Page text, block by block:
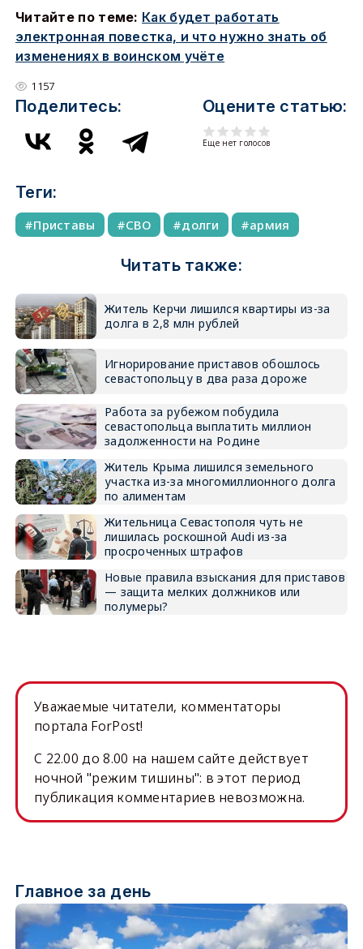
Читайте по теме: Как будет работать
электронная повестка, и что нужно знать об
изменениях в воинском учёте
1157
Поделитесь: Оцените статью:
Еще нет голосов
Теги:
Приставы СВО долги армия
Читать также:
Житель Керчи лишился квартиры из-за
долга в 2,8 млн рублей
Игнорирование приставов обошлось
севастопольцу в два раза дороже
Работа за рубежом побудила
севастопольца выплатить миллион
задолженности на Родине
Житель Крыма лишился земельного
участка из-за многомиллионного долга
по алиментам
Жительница Севастополя чуть не
лишилась роскошной Audi из-за
просроченных штрафов
Новые правила взыскания для приставов
— защита мелких должников или
полумеры?
Уважаемые читатели, комментаторы
портала ForPost!
C 22.00 до 8.00 на нашем сайте действует
ночной "режим тишины": в этот период
публикация комментариев невозможна.
Главное за день